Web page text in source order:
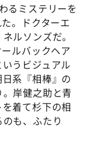
るミステリーを
。ドクターエ
ルソンズだ。
ルバックヘア
うビジュアル
系『相棒』の
岸健之助と青
着て杉下の相
も、ふたり